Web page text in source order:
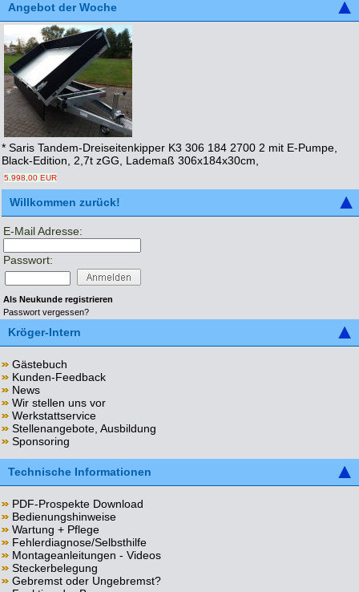
Angebot der Woche
* Saris Tandem-Dreiseitenkipper K3 306 184 2700 2 mit E-Pumpe,
Black-Edition, 2,7t zGG, Lademaß 306x184x30cm,
5.998,00 EUR
Willkommen zurück!
E-Mail Adresse:
Passwort:
Als Neukunde registrieren
Passwort vergessen?
Kröger-Intern
Gästebuch
Kunden-Feedback
News
Wir stellen uns vor
Werkstattservice
Stellenangebote, Ausbildung
Sponsoring
Technische Informationen
PDF-Prospekte Download
Bedienungshinweise
Wartung + Pflege
Fehlerdiagnose/Selbsthilfe
Montageanleitungen - Videos
Steckerbelegung
Gebremst oder Ungebremst?